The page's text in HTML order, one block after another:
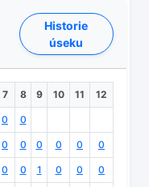
Historie
úseku
7 8 9 10 11 12
0 0
0 0 0 0 0 0
0 0 1 0 0 0